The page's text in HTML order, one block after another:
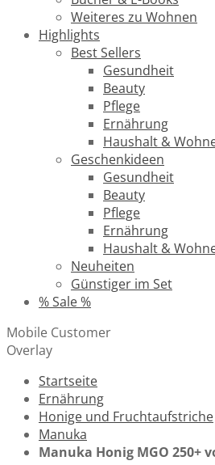
Weiteres zu Wohnen
Highlights
Best Sellers
Gesundheit
Beauty
Pflege
Ernährung
Haushalt &
Geschenkideen
Gesundheit
Beauty
Pflege
Ernährung
Haushalt &
Neuheiten
Günstiger im Set
% Sale %
Mobile Customer
Overlay
Startseite
Ernährung
Honige und Fruchtaufstriche
Manuka
Manuka Honig MGO 250+